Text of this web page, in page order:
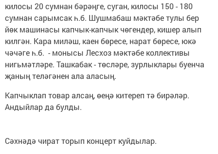
килосы 20 сумнан бәрәңге, суган, килосы 150 - 180
сумнан сарымсак һ.б. Шушмабаш мәктәбе тулы бер
йөк машинасы капчык-капчык чөгендер, кишер алып
килгән. Кара миләш, каен бөресе, нарат бөресе, юкә
чәчәге һ.б. - монысы Лесхоз мәктәбе коллективы
нигьмәтләре. Ташкабак - төсләре, зурлыклары буенча
җаның теләгәнен ала аласың.
Капчыклап товар алсаң, өеңә китереп тә бирәләр.
Андыйлар да булды.
Сәхнәдә чират торып концерт куйдылар.